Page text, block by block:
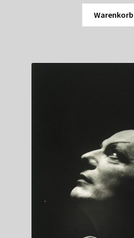
Versandkosten / LieferungWarenkorb